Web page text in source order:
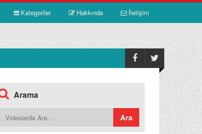
İletişim
Hakkında
Kategoriler
Arama